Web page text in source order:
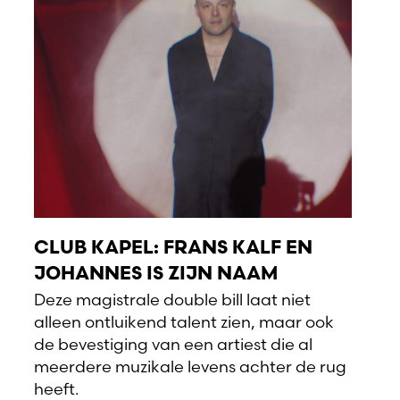
CLUB KAPEL: FRANS KALF EN
JOHANNES IS ZIJN NAAM
Deze magistrale double bill laat niet
alleen ontluikend talent zien, maar ook
de bevestiging van een artiest die al
meerdere muzikale levens achter de rug
heeft.